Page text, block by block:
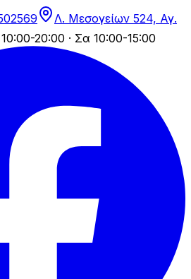
Λ. Μεσογείων 524, Αγ.
20:00 · Σα 10:00-15:00